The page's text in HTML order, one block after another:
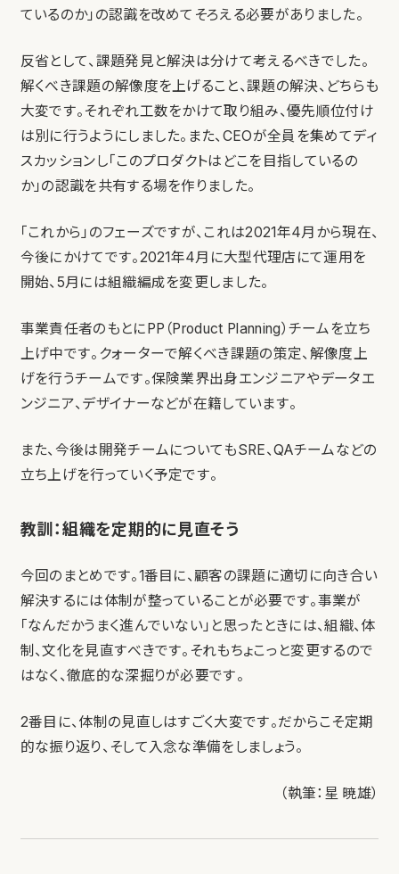
ているのか」の認識を改めてそろえる必要がありました。
反省として、課題発見と解決は分けて考えるべきでした。
解くべき課題の解像度を上げること、課題の解決、どちらも
大変です。それぞれ工数をかけて取り組み、優先順位付け
は別に行うようにしました。また、CEOが全員を集めてディ
スカッションし「このプロダクトはどこを目指しているの
か」の認識を共有する場を作りました。
「これから」のフェーズですが、これは2021年4月から現在、
今後にかけてです。2021年4月に大型代理店にて運用を
開始、5月には組織編成を変更しました。
事業責任者のもとにPP（Product Planning）チームを立ち
上げ中です。クォーターで解くべき課題の策定、解像度上
げを行うチームです。保険業界出身エンジニアやデータエ
ンジニア、デザイナーなどが在籍しています。
また、今後は開発チームについてもSRE、QAチームなどの
立ち上げを行っていく予定です。
教訓：組織を定期的に見直そう
今回のまとめです。1番目に、顧客の課題に適切に向き合い
解決するには体制が整っていることが必要です。事業が
「なんだかうまく進んでいない」と思ったときには、組織、体
制、文化を見直すべきです。それもちょこっと変更するので
はなく、徹底的な深掘りが必要です。
2番目に、体制の見直しはすごく大変です。だからこそ定期
的な振り返り、そして入念な準備をしましょう。
（執筆：星 暁雄）